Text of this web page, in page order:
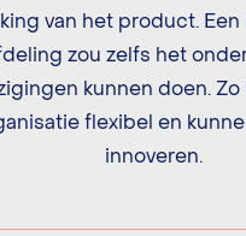
van het product. Een
zou zelfs het
kunnen doen.
flexibel en
innoveren.